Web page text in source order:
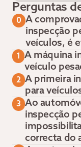
Perguntas
0 A
inspecção
veículos, é
1 A máquina
veículo
2 A primeira
para
3 Ao
inspecção
correcta do